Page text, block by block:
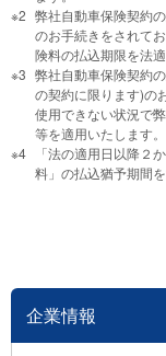
弊社自動車保険契約
のお手続きをされて
険料の払込期限を法
弊社自動車保険契約
の契約に限ります)の
使用できない状況で
等を適用いたします。
「法の適用日以降２
料」の払込猶予期間
企業情報